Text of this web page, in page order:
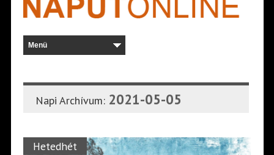
Napi Archívum: 2021-05-05
Hetedhét